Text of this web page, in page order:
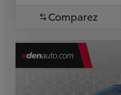
Comparez